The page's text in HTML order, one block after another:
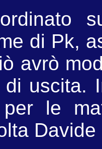
di Pk,
avrò
di uscita.
le